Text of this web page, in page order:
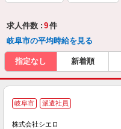
求人件数 : 9件
岐阜市の平均時給を見る
指定なし 新着順
岐阜市 派遣社員
株式会社シエロ